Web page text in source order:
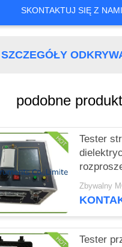
SKONTAKTUJ SIĘ Z
SZCZEGÓŁY
podobne
Tester
lub 12KV
Tester